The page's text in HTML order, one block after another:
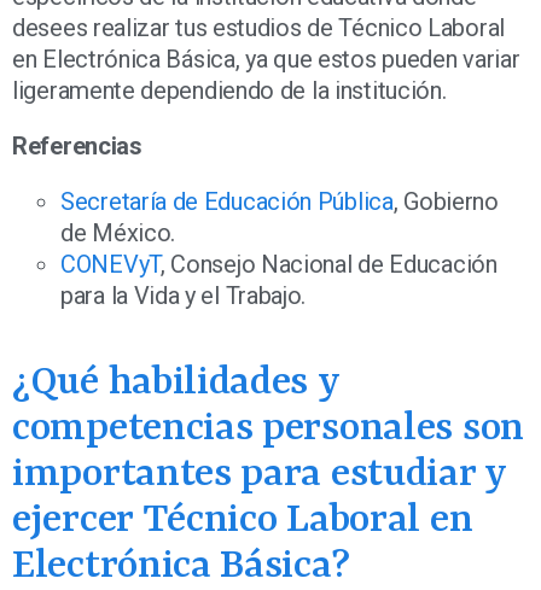
desees realizar tus estudios de Técnico Laboral
en Electrónica Básica, ya que estos pueden variar
ligeramente dependiendo de la institución.
Referencias
Secretaría de Educación Pública, Gobierno
de México.
CONEVyT, Consejo Nacional de Educación
para la Vida y el Trabajo.
¿Qué habilidades y
competencias personales son
importantes para estudiar y
ejercer Técnico Laboral en
Electrónica Básica?